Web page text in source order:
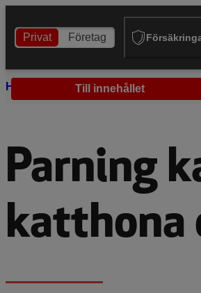
Till innehållet
Privat Företag
Hem Tips och råd Katt
Parning
katthona